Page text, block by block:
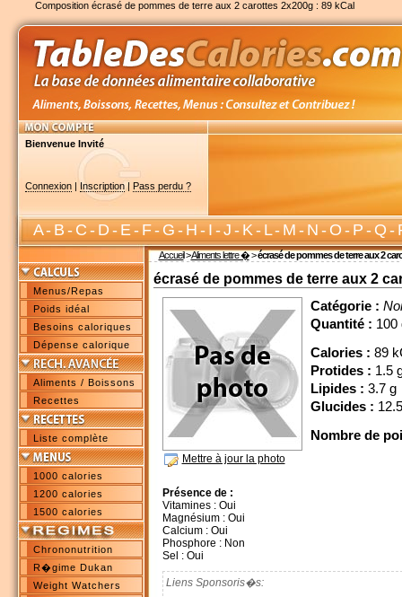
Composition écrasé de pommes de terre aux 2 carottes 2x200g : 89 kCal
Bienvenue Invité
Connexion| Inscription| Pass perdu ?
A-B-C-D-E-F-G-H-I-J-K-L-M-N-O-P-Q-
Accueil>Aliments lettre �>écrasé de pommes de terre aux 2
Menus/Repas
Poids idéal
Besoins caloriques
Dépense calorique
Aliments / Boissons
Recettes
Liste complète
1000 calories
1200 calories
1500 calories
Chrononutrition
R�gime Dukan
Weight Watchers
écrasé de pommes de terre aux 2
Mettre à jour la photo
Catégorie :
Quantité : 100
Calories : 89
Protides : 1.5
Lipides : 3.7 g
Glucides :
Nombre de
Présence de :
Vitamines : Oui
Magnésium : Oui
Calcium : Oui
Phosphore : Non
Sel : Oui
Liens Sponsoris�s: